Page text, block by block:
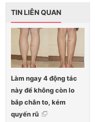
TIN LIÊN QUAN
Làm ngay 4 động tác
này để không còn lo
bắp chân to, kém
quyến rũ